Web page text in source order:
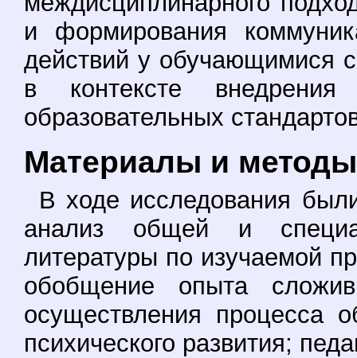
и формирования
действий у обучающимися с
в контексте внедрения
образовательных
Материалы и
В ходе исследования
анализ общей и
литературы по изучаемой
обобщение опыта
осуществления процесса
психического развития;